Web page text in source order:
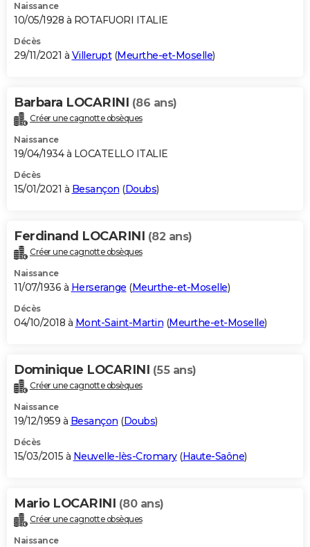
Naissance
10/05/1928 à ROTAFUORI ITALIE
Décès
29/11/2021 à Villerupt(Meurthe-et-Moselle)
Barbara LOCARINI (86 ans)
Créer une cagnotte obsèques
Naissance
19/04/1934 à LOCATELLO ITALIE
Décès
15/01/2021 à Besançon (Doubs)
Ferdinand LOCARINI (82 ans)
Créer une cagnotte obsèques
Naissance
11/07/1936 à Herserange (Meurthe-et-Moselle)
Décès
04/10/2018 à Mont-Saint-Martin (Meurthe-et-Moselle)
Dominique LOCARINI (55 ans)
Créer une cagnotte obsèques
Naissance
19/12/1959 à Besançon (Doubs)
Décès
15/03/2015 à Neuvelle-lès-Cromary(Haute-Saône)
Mario LOCARINI (80 ans)
Créer une cagnotte obsèques
Naissance